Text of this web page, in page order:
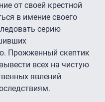
от своей крестной
в имение своего
серию
Прожженный скептик
всех на чистую
явлений